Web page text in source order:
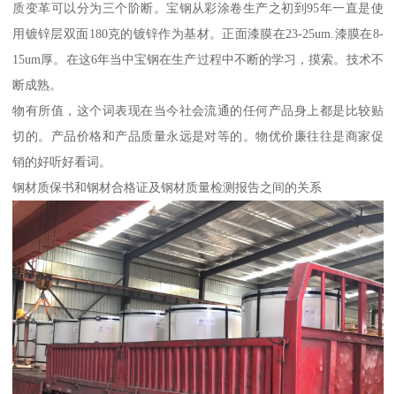
质变革可以分为三个阶断。宝钢从彩涂卷生产之初到95年一直是使
用镀锌层双面180克的镀锌作为基材。正面漆膜在23-25um.漆膜在8-
15um厚。在这6年当中宝钢在生产过程中不断的学习，摸索。技术不
断成熟。
物有所值，这个词表现在当今社会流通的任何产品身上都是比较贴
切的。产品价格和产品质量永远是对等的。物优价廉往往是商家促
销的好听好看词。
钢材质保书和钢材合格证及钢材质量检测报告之间的关系